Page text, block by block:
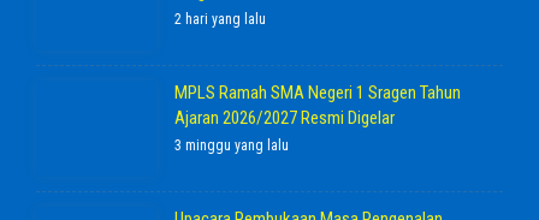
2 hari yang lalu
MPLS Ramah SMA Negeri 1 Sragen Tahun
Ajaran 2026/2027 Resmi Digelar
3 minggu yang lalu